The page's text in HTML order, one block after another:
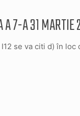
A 7-A 31
se va citi d) în